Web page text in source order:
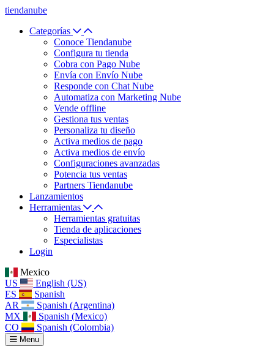
tiendanube
Categorías
Conoce Tiendanube
Configura tu tienda
Cobra con Pago Nube
Envía con Envío Nube
Responde con Chat Nube
Automatiza con Marketing Nube
Vende offline
Gestiona tus ventas
Personaliza tu diseño
Activa medios de pago
Activa medios de envío
Configuraciones avanzadas
Potencia tus ventas
Partners Tiendanube
Lanzamientos
Herramientas
Herramientas gratuitas
Tienda de aplicaciones
Especialistas
Login
Mexico
US
English (US)
ES
Spanish
AR
Spanish (Argentina)
MX
Spanish (Mexico)
CO
Spanish (Colombia)
Menu